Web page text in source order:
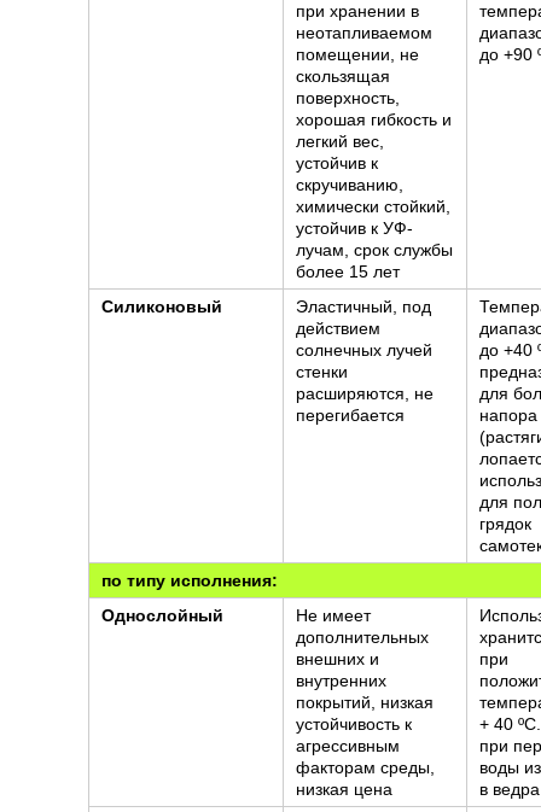
при хранении в
неотапливаемом
помещении, не
скользящая
поверхность,
хорошая гибкость и
легкий вес,
устойчив к
скручиванию,
химически стойкий,
устойчив к УФ-
лучам, срок службы
более 15 лет
до +90
Силиконовый
Эластичный, под
действием
солнечных лучей
стенки
расширяются, не
перегибается
до +40
для
для
грядок
по типу исполнения:
Однослойный
Не имеет
дополнительных
внешних и
внутренних
покрытий, низкая
устойчивость к
агрессивным
факторам среды,
низкая цена
при
+ 40
при
воды
в ведра